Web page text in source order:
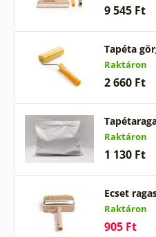
9 545 Ft
Tapéta
Raktáron
2 660 Ft
Raktáron
1 130 Ft
Ecset
Raktáron
905 Ft